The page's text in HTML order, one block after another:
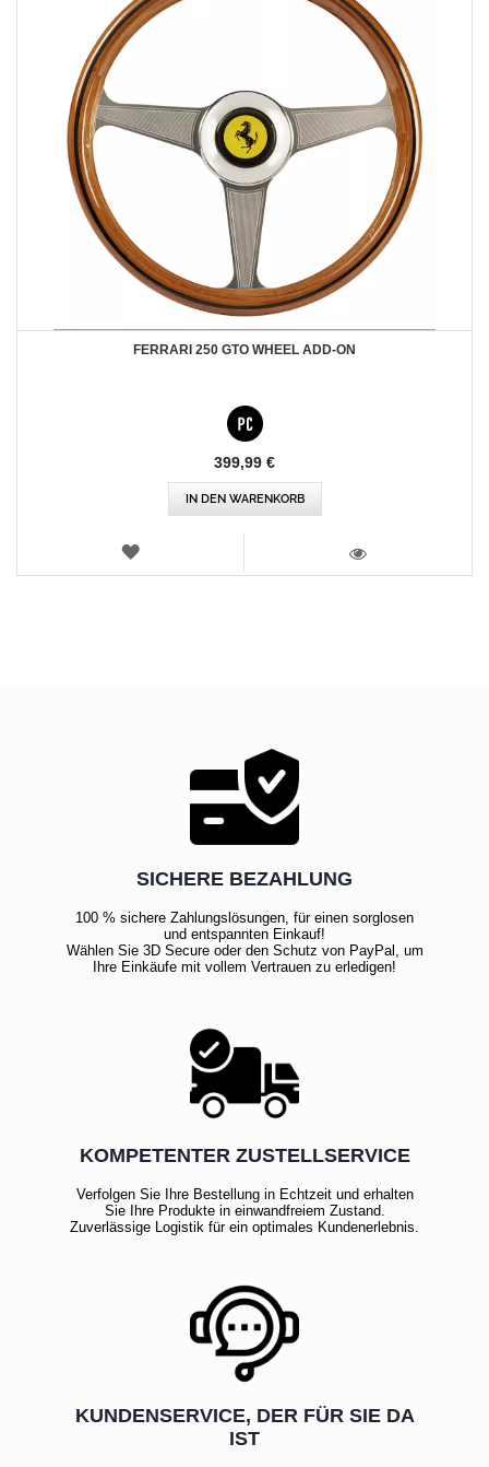
FERRARI 250 GTO WHEEL ADD-ON
399,99 €
IN DEN WARENKORB
WUNSCHLISTE
SICHERE BEZAHLUNG
100 % sichere Zahlungslösungen, für einen sorglosen
und entspannten Einkauf!
Wählen Sie 3D Secure oder den Schutz von PayPal, um
Ihre Einkäufe mit vollem Vertrauen zu erledigen!
KOMPETENTER ZUSTELLSERVICE
Verfolgen Sie Ihre Bestellung in Echtzeit und erhalten
Sie Ihre Produkte in einwandfreiem Zustand.
Zuverlässige Logistik für ein optimales Kundenerlebnis.
KUNDENSERVICE, DER FÜR SIE DA
IST